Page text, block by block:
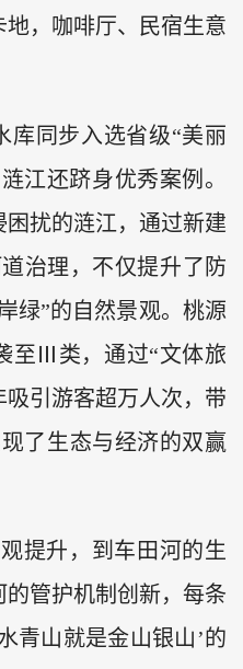
，咖啡厅、民宿生意
库同步入选省级“美丽
江还跻身优秀案例。
扰的涟江，通过新建
治理，不仅提升了防
绿”的自然景观。桃源
至Ⅲ类，通过“文体旅
引游客超万人次，带
了生态与经济的双赢
提升，到车田河的生
管护机制创新，每条
青山就是金山银山’的